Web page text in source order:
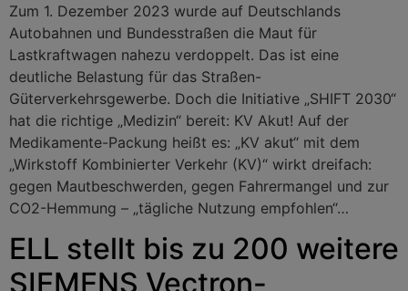
Zum 1. Dezember 2023 wurde auf Deutschlands
Autobahnen und Bundesstraßen die Maut für
Lastkraftwagen nahezu verdoppelt. Das ist eine
deutliche Belastung für das Straßen-
Güterverkehrsgewerbe. Doch die Initiative „SHIFT 2030“
hat die richtige „Medizin“ bereit: KV Akut! Auf der
Medikamente-Packung heißt es: „KV akut“ mit dem
„Wirkstoff Kombinierter Verkehr (KV)“ wirkt dreifach:
gegen Mautbeschwerden, gegen Fahrermangel und zur
CO2-Hemmung – „tägliche Nutzung empfohlen“…
ELL stellt bis zu 200 weitere
SIEMENS Vectron-